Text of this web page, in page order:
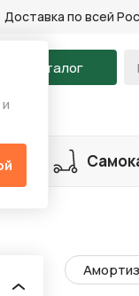
Доставка по всей
Каталог